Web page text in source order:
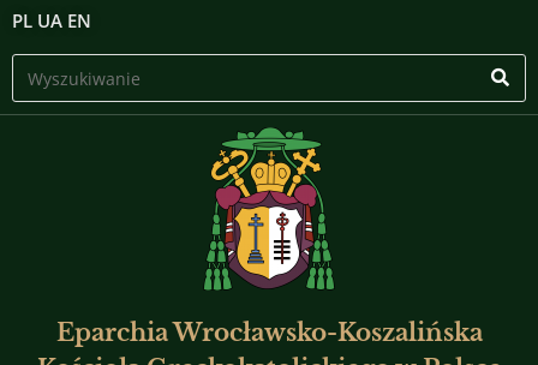
PL UA EN
Eparchia Wrocławsko-Koszalińska